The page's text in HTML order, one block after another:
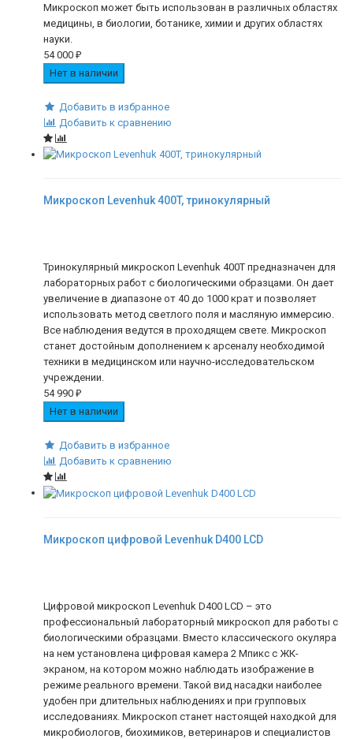
Микроскоп может быть использован в различных областях
медицины, в биологии, ботанике, химии и других областях
науки.
54 000 ₽
Нет в наличии
Добавить в избранное
Добавить к сравнению
Микроскоп Levenhuk 400T, тринокулярный
Тринокулярный микроскоп Levenhuk 400T предназначен для
лабораторных работ с биологическими образцами. Он дает
увеличение в диапазоне от 40 до 1000 крат и позволяет
использовать метод светлого поля и масляную иммерсию.
Все наблюдения ведутся в проходящем свете. Микроскоп
станет достойным дополнением к арсеналу необходимой
техники в медицинском или научно-исследовательском
учреждении.
54 990 ₽
Нет в наличии
Добавить в избранное
Добавить к сравнению
Микроскоп цифровой Levenhuk D400 LCD
Цифровой микроскоп Levenhuk D400 LCD – это
профессиональный лабораторный микроскоп для работы с
биологическими образцами. Вместо классического окуляра
на нем установлена цифровая камера 2 Мпикс с ЖК-
экраном, на котором можно наблюдать изображение в
режиме реального времени. Такой вид насадки наиболее
удобен при длительных наблюдениях и при групповых
исследованиях. Микроскоп станет настоящей находкой для
микробиологов, биохимиков, ветеринаров и специалистов